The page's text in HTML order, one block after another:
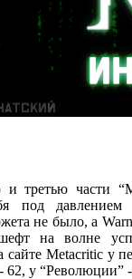
и третью части
под давлением
не было, а
на волне
Metacritic у
62, у “Революции”